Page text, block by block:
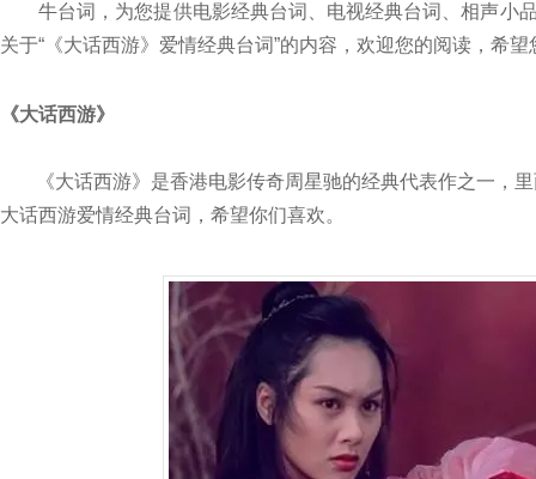
牛台词，为您提供电影经典台词、电视经典台词、相声小
关于“《大话西游》爱情经典台词”的内容，欢迎您的阅读，希望
《大话西游》
《大话西游》是香港电影传奇周星驰的经典代表作之一，
大话西游爱情经典台词，希望你们喜欢。